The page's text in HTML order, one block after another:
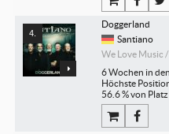
Doggerland
Santiano
We Love Music
6 Wochen in
Höchste
56.6 % von Platz